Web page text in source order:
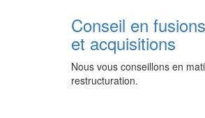
Conseil en fusions
et acquisitions
Nous vous conseillons en
restructuration.